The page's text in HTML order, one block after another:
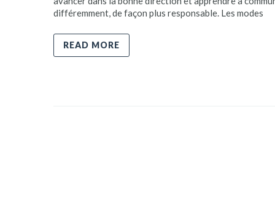
différemment, de façon plus responsable. Les modes
READ MORE